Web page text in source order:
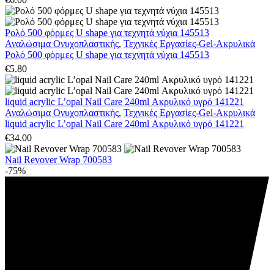
Ρολό 500 φόρμες U shape για τεχνητά νύχια 145513
Αναλώσιμα Ονυχοπλαστικής, Τεχνικές Εργασίες-Gel-Ακρυλικά
Ρολό 500 φόρμες U shape για τεχνητά νύχια 145513
€5.80
liquid acrylic L’opal Nail Care 240ml Ακρυλικό υγρό 141221
Αναλώσιμα Ονυχοπλαστικής, Τεχνικές Εργασίες-Gel-Ακρυλικά
liquid acrylic L’opal Nail Care 240ml Ακρυλικό υγρό 141221
€34.00
Nail Revover Wrap 700583
-75%